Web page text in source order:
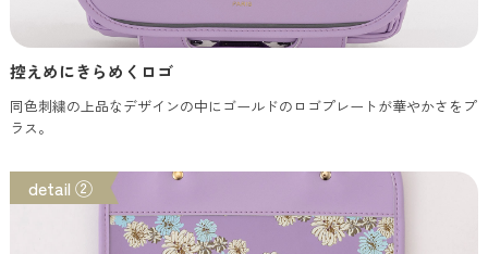
控えめにきらめくロゴ
同色刺繍の上品なデザインの中にゴールドのロゴプレートが華やかさをプ
ラス。
detail ②